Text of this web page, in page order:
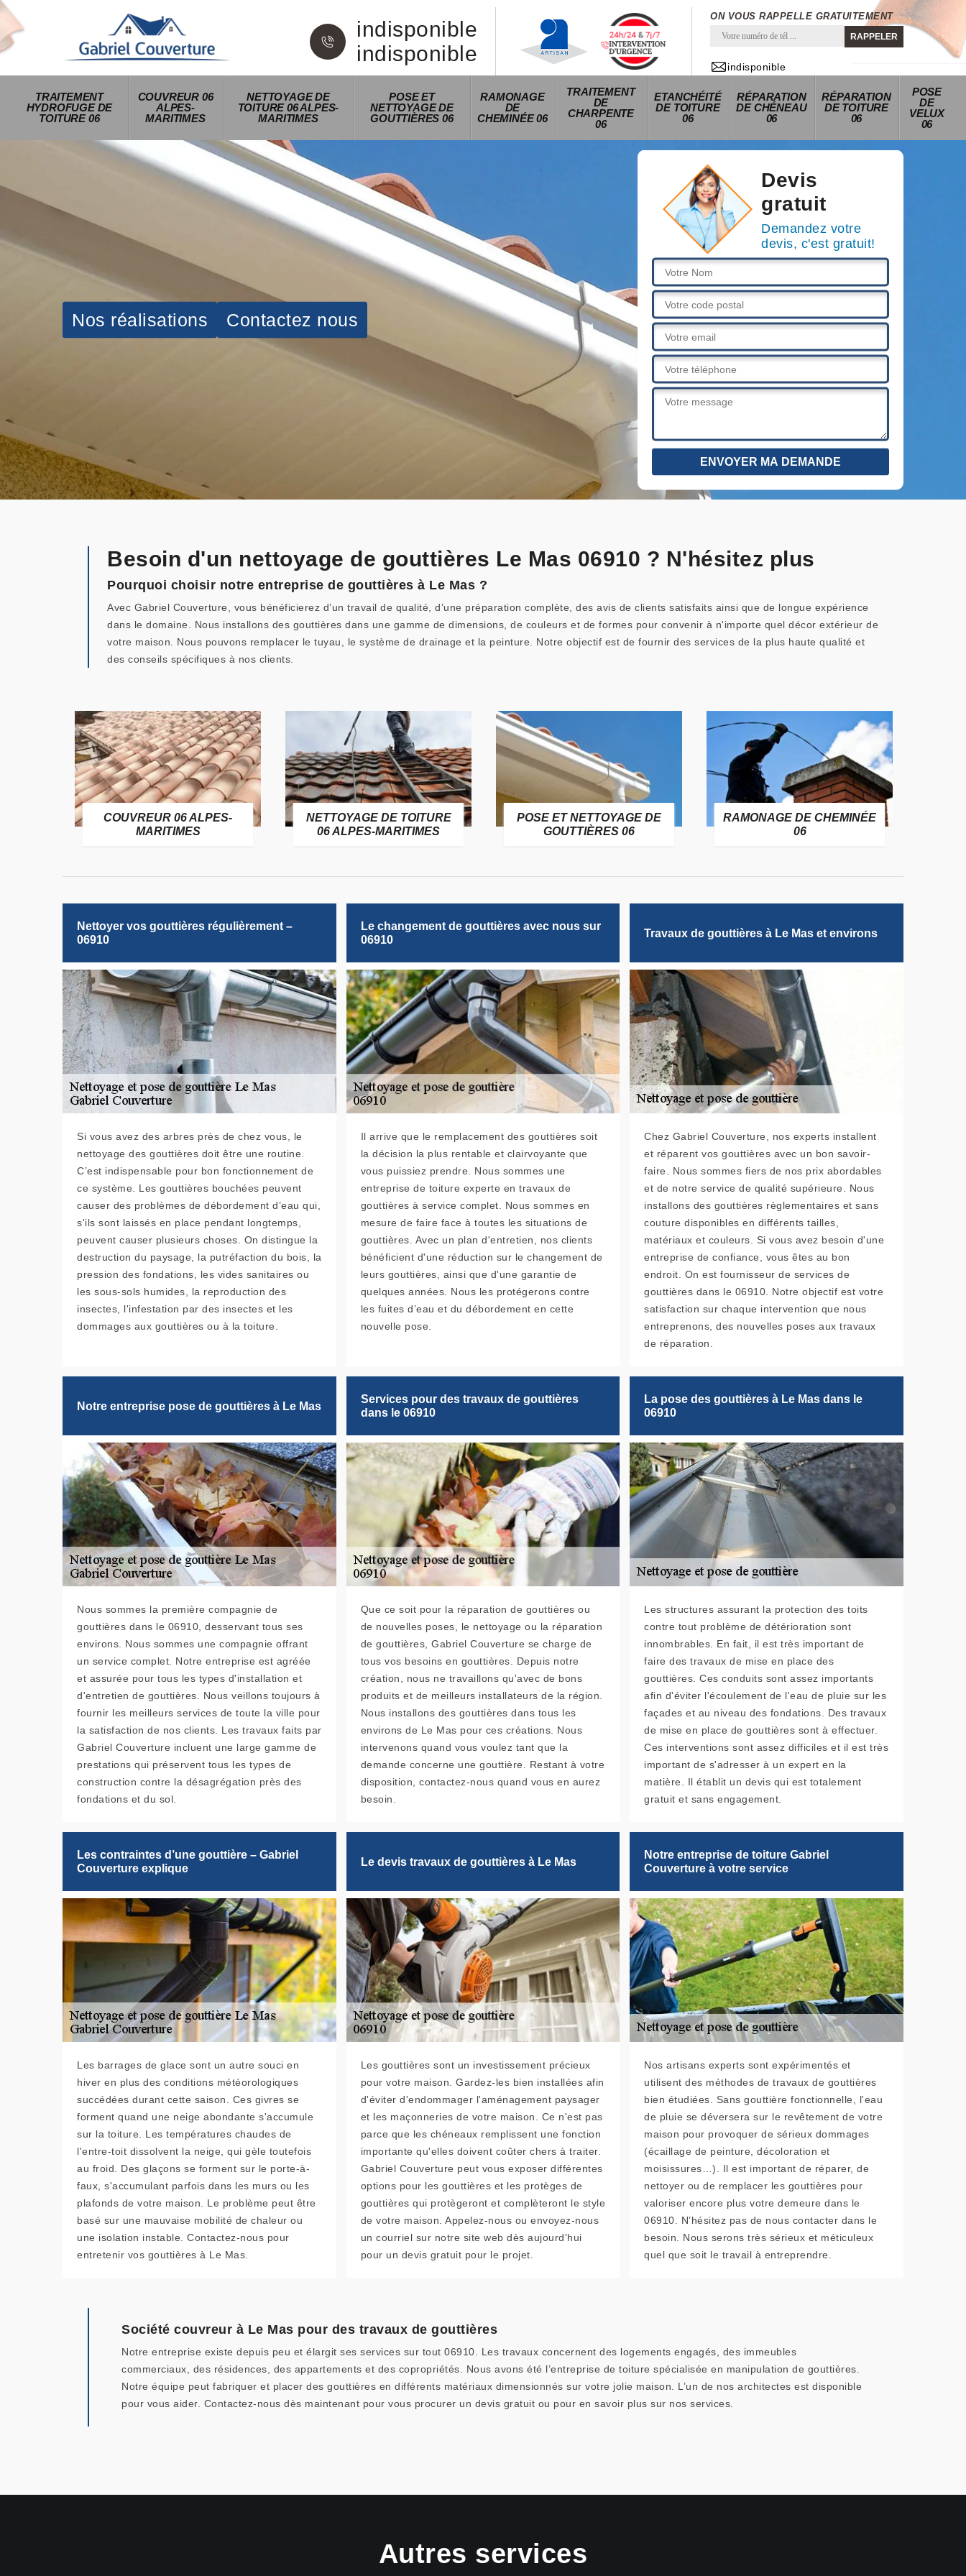
indisponible
indisponible
ON VOUS RAPPELLE GRATUITEMENT
indisponible
TRAITEMENT
HYDROFUGE DE
TOITURE 06
COUVREUR 06
ALPES-
MARITIMES
NETTOYAGE DE
TOITURE 06 ALPES-
MARITIMES
POSE ET
NETTOYAGE DE
GOUTTIÈRES 06
RAMONAGE
DE
CHEMINÉE 06
TRAITEMENT
DE
CHARPENTE
06
ETANCHÉITÉ
DE TOITURE
06
RÉPARATION
DE CHÉNEAU
06
RÉPARATION
DE TOITURE
06
POSE
DE
VELUX
06
Nos réalisations Contactez nous
Devis
gratuit
Demandez votre
devis, c'est gratuit!
Besoin d'un nettoyage de gouttières Le Mas 06910 ? N'hésitez plus
Pourquoi choisir notre entreprise de gouttières à Le Mas ?
Avec Gabriel Couverture, vous bénéficierez d’un travail de qualité, d’une préparation complète, des avis de clients satisfaits ainsi que de longue expérience
dans le domaine. Nous installons des gouttières dans une gamme de dimensions, de couleurs et de formes pour convenir à n'importe quel décor extérieur de
votre maison. Nous pouvons remplacer le tuyau, le système de drainage et la peinture. Notre objectif est de fournir des services de la plus haute qualité et
des conseils spécifiques à nos clients.
COUVREUR 06 ALPES-
MARITIMES
NETTOYAGE DE TOITURE
06 ALPES-MARITIMES
POSE ET NETTOYAGE DE
GOUTTIÈRES 06
RAMONAGE DE CHEMINÉE
06
Nettoyer vos gouttières régulièrement –
06910
Si vous avez des arbres près de chez vous, le
nettoyage des gouttières doit être une routine.
C’est indispensable pour bon fonctionnement de
ce système. Les gouttières bouchées peuvent
causer des problèmes de débordement d’eau qui,
s'ils sont laissés en place pendant longtemps,
peuvent causer plusieurs choses. On distingue la
destruction du paysage, la putréfaction du bois, la
pression des fondations, les vides sanitaires ou
les sous-sols humides, la reproduction des
insectes, l'infestation par des insectes et les
dommages aux gouttières ou à la toiture.
Le changement de gouttières avec nous sur
06910
Il arrive que le remplacement des gouttières soit
la décision la plus rentable et clairvoyante que
vous puissiez prendre. Nous sommes une
entreprise de toiture experte en travaux de
gouttières à service complet. Nous sommes en
mesure de faire face à toutes les situations de
gouttières. Avec un plan d'entretien, nos clients
bénéficient d'une réduction sur le changement de
leurs gouttières, ainsi que d'une garantie de
quelques années. Nous les protégerons contre
les fuites d’eau et du débordement en cette
nouvelle pose.
Travaux de gouttières à Le Mas et environs
Chez Gabriel Couverture, nos experts installent
et réparent vos gouttières avec un bon savoir-
faire. Nous sommes fiers de nos prix abordables
et de notre service de qualité supérieure. Nous
installons des gouttières règlementaires et sans
couture disponibles en différents tailles,
matériaux et couleurs. Si vous avez besoin d'une
entreprise de confiance, vous êtes au bon
endroit. On est fournisseur de services de
gouttières dans le 06910. Notre objectif est votre
satisfaction sur chaque intervention que nous
entreprenons, des nouvelles poses aux travaux
de réparation.
Notre entreprise pose de gouttières à Le Mas
Nous sommes la première compagnie de
gouttières dans le 06910, desservant tous ses
environs. Nous sommes une compagnie offrant
un service complet. Notre entreprise est agréée
et assurée pour tous les types d'installation et
d'entretien de gouttières. Nous veillons toujours à
fournir les meilleurs services de toute la ville pour
la satisfaction de nos clients. Les travaux faits par
Gabriel Couverture incluent une large gamme de
prestations qui préservent tous les types de
construction contre la désagrégation près des
fondations et du sol.
Services pour des travaux de gouttières
dans le 06910
Que ce soit pour la réparation de gouttières ou
de nouvelles poses, le nettoyage ou la réparation
de gouttières, Gabriel Couverture se charge de
tous vos besoins en gouttières. Depuis notre
création, nous ne travaillons qu'avec de bons
produits et de meilleurs installateurs de la région.
Nous installons des gouttières dans tous les
environs de Le Mas pour ces créations. Nous
intervenons quand vous voulez tant que la
demande concerne une gouttière. Restant à votre
disposition, contactez-nous quand vous en aurez
besoin.
La pose des gouttières à Le Mas dans le
06910
Les structures assurant la protection des toits
contre tout problème de détérioration sont
innombrables. En fait, il est très important de
faire des travaux de mise en place des
gouttières. Ces conduits sont assez importants
afin d'éviter l'écoulement de l'eau de pluie sur les
façades et au niveau des fondations. Des travaux
de mise en place de gouttières sont à effectuer.
Ces interventions sont assez difficiles et il est très
important de s'adresser à un expert en la
matière. Il établit un devis qui est totalement
gratuit et sans engagement.
Les contraintes d’une gouttière – Gabriel
Couverture explique
Les barrages de glace sont un autre souci en
hiver en plus des conditions météorologiques
succédées durant cette saison. Ces givres se
forment quand une neige abondante s'accumule
sur la toiture. Les températures chaudes de
l'entre-toit dissolvent la neige, qui gèle toutefois
au froid. Des glaçons se forment sur le porte-à-
faux, s'accumulant parfois dans les murs ou les
plafonds de votre maison. Le problème peut être
basé sur une mauvaise mobilité de chaleur ou
une isolation instable. Contactez-nous pour
entretenir vos gouttières à Le Mas.
Le devis travaux de gouttières à Le Mas
Les gouttières sont un investissement précieux
pour votre maison. Gardez-les bien installées afin
d'éviter d'endommager l'aménagement paysager
et les maçonneries de votre maison. Ce n'est pas
parce que les chéneaux remplissent une fonction
importante qu'elles doivent coûter chers à traiter.
Gabriel Couverture peut vous exposer différentes
options pour les gouttières et les protèges de
gouttières qui protègeront et complèteront le style
de votre maison. Appelez-nous ou envoyez-nous
un courriel sur notre site web dès aujourd'hui
pour un devis gratuit pour le projet.
Notre entreprise de toiture Gabriel
Couverture à votre service
Nos artisans experts sont expérimentés et
utilisent des méthodes de travaux de gouttières
bien étudiées. Sans gouttière fonctionnelle, l'eau
de pluie se déversera sur le revêtement de votre
maison pour provoquer de sérieux dommages
(écaillage de peinture, décoloration et
moisissures…). Il est important de réparer, de
nettoyer ou de remplacer les gouttières pour
valoriser encore plus votre demeure dans le
06910. N’hésitez pas de nous contacter dans le
besoin. Nous serons très sérieux et méticuleux
quel que soit le travail à entreprendre.
Société couvreur à Le Mas pour des travaux de gouttières
Notre entreprise existe depuis peu et élargit ses services sur tout 06910. Les travaux concernent des logements engagés, des immeubles
commerciaux, des résidences, des appartements et des copropriétés. Nous avons été l’entreprise de toiture spécialisée en manipulation de gouttières.
Notre équipe peut fabriquer et placer des gouttières en différents matériaux dimensionnés sur votre jolie maison. L’un de nos architectes est disponible
pour vous aider. Contactez-nous dès maintenant pour vous procurer un devis gratuit ou pour en savoir plus sur nos services.
Autres services